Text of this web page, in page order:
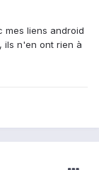
mes liens android
ils n'en ont rien à